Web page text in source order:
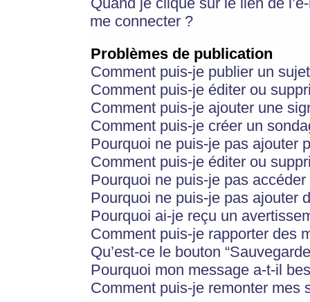
me connecter ?
Problèmes de publication
Comment puis-je publier un
Comment puis-je éditer ou
Comment puis-je ajouter une
Comment puis-je créer un
Pourquoi ne puis-je pas ajouter
Comment puis-je éditer ou
Pourquoi ne puis-je pas
Pourquoi ne puis-je pas ajouter
Pourquoi ai-je reçu un
Comment puis-je rapporter des
Qu’est-ce le bouton
Pourquoi mon message a-t-il
Comment puis-je remonter mes